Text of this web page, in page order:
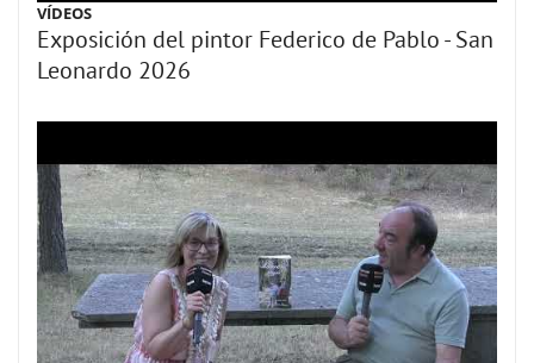
VÍDEOS
Exposición del pintor Federico de Pablo - San
Leonardo 2026